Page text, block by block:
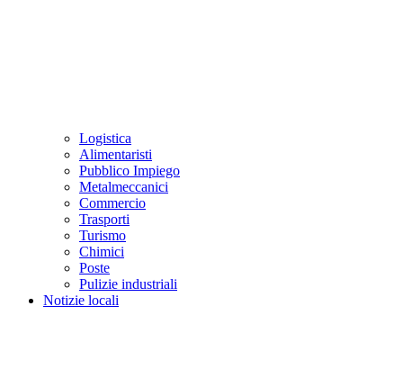
Logistica
Alimentaristi
Pubblico Impiego
Metalmeccanici
Commercio
Trasporti
Turismo
Chimici
Poste
Pulizie industriali
Notizie locali